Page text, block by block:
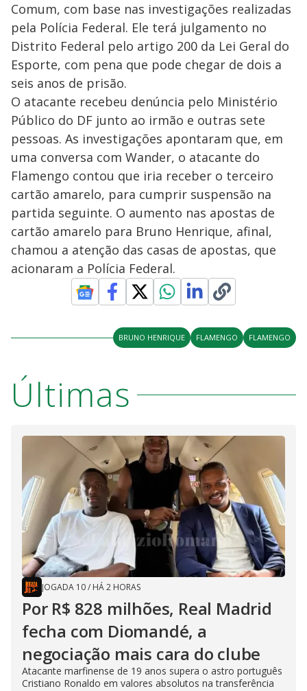
Comum, com base nas investigações realizadas
pela Polícia Federal. Ele terá julgamento no
Distrito Federal pelo artigo 200 da Lei Geral do
Esporte, com pena que pode chegar de dois a
seis anos de prisão.
O atacante recebeu denúncia pelo Ministério
Público do DF junto ao irmão e outras sete
pessoas. As investigações apontaram que, em
uma conversa com Wander, o atacante do
Flamengo contou que iria receber o terceiro
cartão amarelo, para cumprir suspensão na
partida seguinte. O aumento nas apostas de
cartão amarelo para Bruno Henrique, afinal,
chamou a atenção das casas de apostas, que
acionaram a Polícia Federal.
BRUNO HENRIQUE FLAMENGO FLAMENGO
Últimas
JOGADA 10/ HÁ 2 HORAS
Por R$ 828 milhões, Real Madrid
fecha com Diomandé, a
negociação mais cara do clube
Atacante marfinense de 19 anos supera o astro português
Cristiano Ronaldo em valores absolutos na transferência